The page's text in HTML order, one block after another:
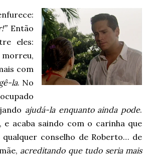
Então
eles:
morreu,
com
la. No
ajudá-la enquanto ainda pode.
acaba saindo com o carinha que
conselho de Roberto… de
acreditando que tudo seria mais